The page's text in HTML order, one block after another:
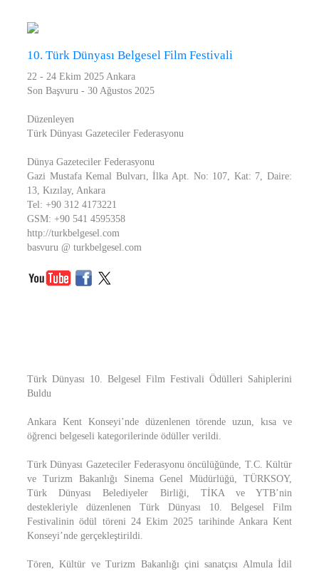
10. Türk Dünyası Belgesel Film Festivali
22 - 24 Ekim 2025 Ankara
Son Başvuru - 30 Ağustos 2025
Düzenleyen
Türk Dünyası Gazeteciler Federasyonu
Dünya Gazeteciler Federasyonu
Gazi Mustafa Kemal Bulvarı, İlka Apt. No: 107, Kat: 7, Daire:
13, Kızılay, Ankara
Tel: +90 312 4173221
GSM: +90 541 4595358
http://turkbelgesel.com
basvuru @ turkbelgesel.com
Türk Dünyası 10. Belgesel Film Festivali Ödülleri Sahiplerini
Buldu
Ankara Kent Konseyi’nde düzenlenen törende uzun, kısa ve
öğrenci belgeseli kategorilerinde ödüller verildi.
Türk Dünyası Gazeteciler Federasyonu öncülüğünde, T.C. Kültür
ve Turizm Bakanlığı Sinema Genel Müdürlüğü, TÜRKSOY,
Türk Dünyası Belediyeler Birliği, TİKA ve YTB’nin
destekleriyle düzenlenen Türk Dünyası 10. Belgesel Film
Festivalinin ödül töreni 24 Ekim 2025 tarihinde Ankara Kent
Konseyi’nde gerçekleştirildi.
Tören, Kültür ve Turizm Bakanlığı çini sanatçısı Almula İdil